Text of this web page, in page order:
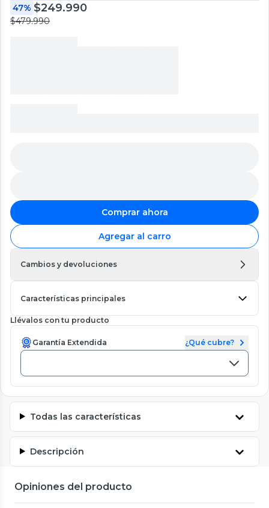
47% $249.990
$479.990
Comprar ahora
Agregar al carro
Cambios y devoluciones
Características principales
Llévalos con tu producto
Garantía Extendida ¿Qué cubre?
Todas las características
Descripción
Opiniones del producto